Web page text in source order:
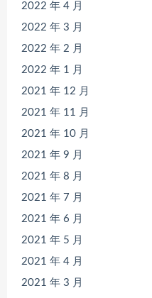
2022 年 4 月
2022 年 3 月
2022 年 2 月
2022 年 1 月
2021 年 12 月
2021 年 11 月
2021 年 10 月
2021 年 9 月
2021 年 8 月
2021 年 7 月
2021 年 6 月
2021 年 5 月
2021 年 4 月
2021 年 3 月